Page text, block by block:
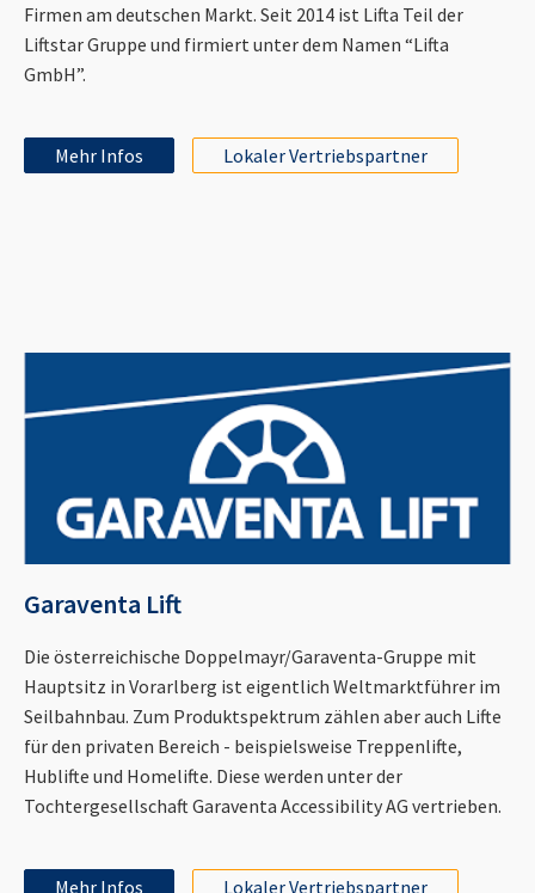
Firmen am deutschen Markt. Seit 2014 ist Lifta Teil der
Liftstar Gruppe und firmiert unter dem Namen “Lifta
GmbH”.
Mehr Infos Lokaler Vertriebspartner
Garaventa Lift
Die österreichische Doppelmayr/Garaventa-Gruppe mit
Hauptsitz in Vorarlberg ist eigentlich Weltmarktführer im
Seilbahnbau. Zum Produktspektrum zählen aber auch Lifte
für den privaten Bereich - beispielsweise Treppenlifte,
Hublifte und Homelifte. Diese werden unter der
Tochtergesellschaft Garaventa Accessibility AG vertrieben.
Mehr Infos Lokaler Vertriebspartner